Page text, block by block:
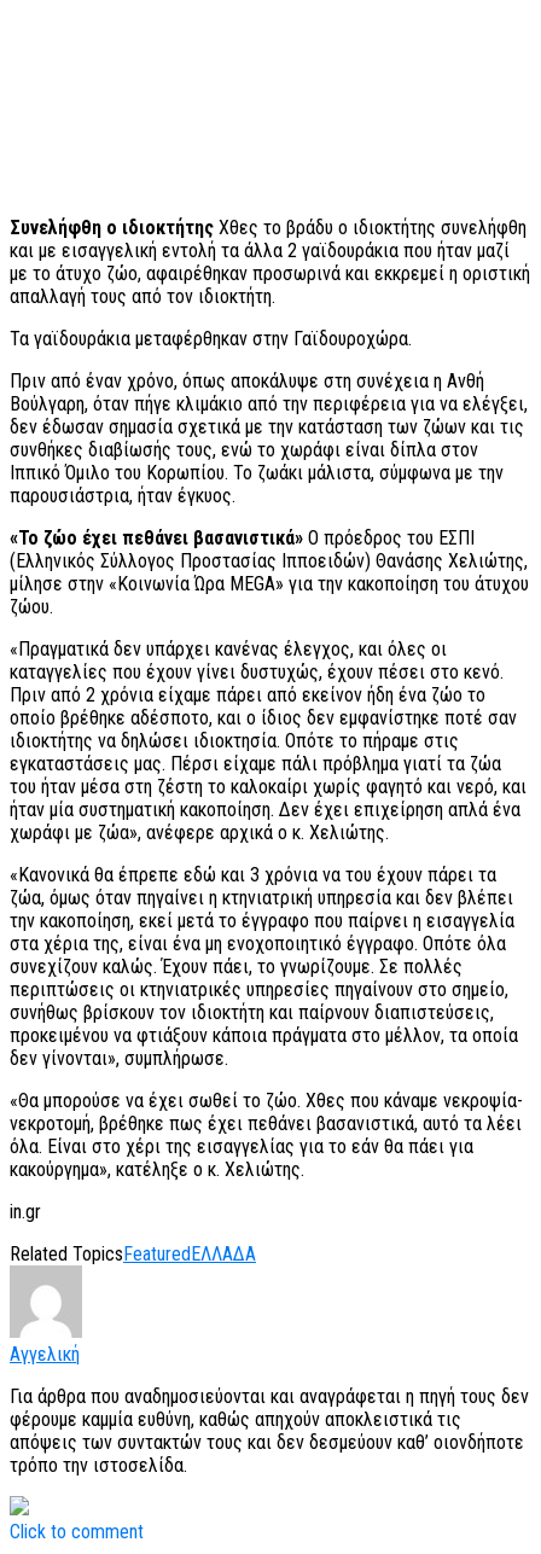
Συνελήφθη ο ιδιοκτήτης Χθες το βράδυ ο ιδιοκτήτης συνελήφθη
και με εισαγγελική εντολή τα άλλα 2 γαϊδουράκια που ήταν μαζί
με το άτυχο ζώο, αφαιρέθηκαν προσωρινά και εκκρεμεί η οριστική
απαλλαγή τους από τον ιδιοκτήτη.
Τα γαϊδουράκια μεταφέρθηκαν στην Γαϊδουροχώρα.
Πριν από έναν χρόνο, όπως αποκάλυψε στη συνέχεια η Ανθή
Βούλγαρη, όταν πήγε κλιμάκιο από την περιφέρεια για να ελέγξει,
δεν έδωσαν σημασία σχετικά με την κατάσταση των ζώων και τις
συνθήκες διαβίωσής τους, ενώ το χωράφι είναι δίπλα στον
Ιππικό Όμιλο του Κορωπίου. Το ζωάκι μάλιστα, σύμφωνα με την
παρουσιάστρια, ήταν έγκυος.
«Το ζώο έχει πεθάνει βασανιστικά» Ο πρόεδρος του ΕΣΠΙ
(Ελληνικός Σύλλογος Προστασίας Ιπποειδών) Θανάσης Χελιώτης,
μίλησε στην «Κοινωνία Ώρα MEGA» για την κακοποίηση του άτυχου
ζώου.
«Πραγματικά δεν υπάρχει κανένας έλεγχος, και όλες οι
καταγγελίες που έχουν γίνει δυστυχώς, έχουν πέσει στο κενό.
Πριν από 2 χρόνια είχαμε πάρει από εκείνον ήδη ένα ζώο το
οποίο βρέθηκε αδέσποτο, και ο ίδιος δεν εμφανίστηκε ποτέ σαν
ιδιοκτήτης να δηλώσει ιδιοκτησία. Οπότε το πήραμε στις
εγκαταστάσεις μας. Πέρσι είχαμε πάλι πρόβλημα γιατί τα ζώα
του ήταν μέσα στη ζέστη το καλοκαίρι χωρίς φαγητό και νερό, και
ήταν μία συστηματική κακοποίηση. Δεν έχει επιχείρηση απλά ένα
χωράφι με ζώα», ανέφερε αρχικά ο κ. Χελιώτης.
«Κανονικά θα έπρεπε εδώ και 3 χρόνια να του έχουν πάρει τα
ζώα, όμως όταν πηγαίνει η κτηνιατρική υπηρεσία και δεν βλέπει
την κακοποίηση, εκεί μετά το έγγραφο που παίρνει η εισαγγελία
στα χέρια της, είναι ένα μη ενοχοποιητικό έγγραφο. Οπότε όλα
συνεχίζουν καλώς. Έχουν πάει, το γνωρίζουμε. Σε πολλές
περιπτώσεις οι κτηνιατρικές υπηρεσίες πηγαίνουν στο σημείο,
συνήθως βρίσκουν τον ιδιοκτήτη και παίρνουν διαπιστεύσεις,
προκειμένου να φτιάξουν κάποια πράγματα στο μέλλον, τα οποία
δεν γίνονται», συμπλήρωσε.
«Θα μπορούσε να έχει σωθεί το ζώο. Χθες που κάναμε νεκροψία-
νεκροτομή, βρέθηκε πως έχει πεθάνει βασανιστικά, αυτό τα λέει
όλα. Είναι στο χέρι της εισαγγελίας για το εάν θα πάει για
κακούργημα», κατέληξε ο κ. Χελιώτης.
in.gr
Related Topics Featured ΕΛΛΑΔΑ
Αγγελική
Για άρθρα που αναδημοσιεύονται και αναγράφεται η πηγή τους δεν
φέρουμε καμμία ευθύνη, καθώς απηχούν αποκλειστικά τις
απόψεις των συντακτών τους και δεν δεσμεύουν καθ’ οιονδήποτε
τρόπο την ιστοσελίδα.
Click to comment